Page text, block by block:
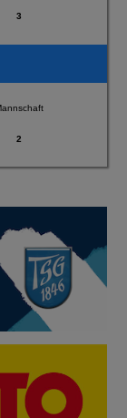
3
2